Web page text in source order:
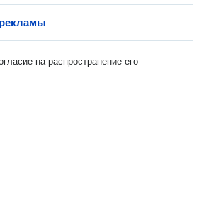
на распространение его